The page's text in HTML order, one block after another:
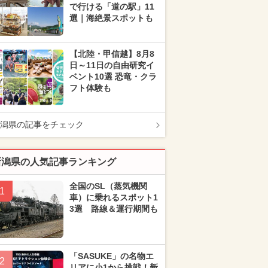
で行ける「道の駅」11
選｜海絶景スポットも
【北陸・甲信越】8月8
日～11日の自由研究イ
ベント10選 恐竜・クラ
フト体験も
県の記事をチェック
県の人気記事ランキング
1
全国のSL（蒸気機関
車）に乗れるスポット1
3選 路線＆運行期間も
2
「SASUKE」の名物エ